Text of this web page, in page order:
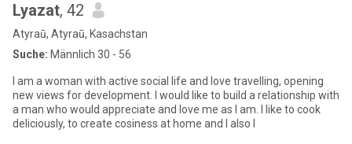
Lyazat, 42
Atyraū, Atyraū, Kasachstan
Suche: Männlich 30 - 56
I am a woman with active social life and love travelling, opening
new views for development. I would like to build a relationship with
a man who would appreciate and love me as I am. I like to cook
deliciously, to create cosiness at home and I also l